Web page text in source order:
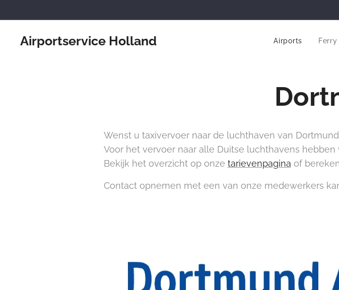
Airportservice Holland Airports Ferry
Wenst u taxivervoer naar de luchthaven van
Voor het vervoer naar alle Duitse luchthavens
Bekijk het overzicht op onze tarievenpagina of
Contact opnemen met een van onze medewerkers